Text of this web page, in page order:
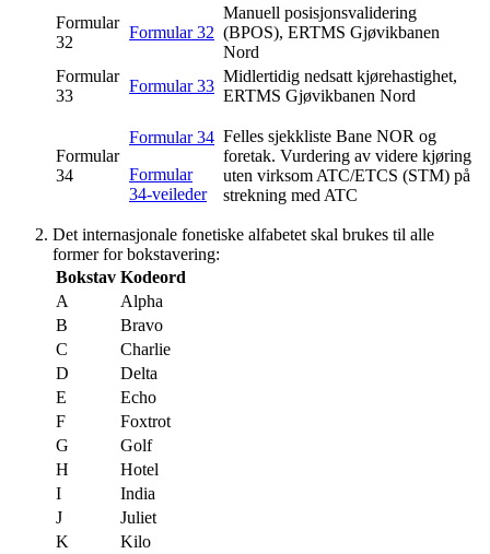
Formular
32
Formular 32
Manuell posisjonsvalidering
(BPOS), ERTMS Gjøvikbanen
Nord
Formular
33
Formular 33
Midlertidig nedsatt kjørehastighet,
ERTMS Gjøvikbanen Nord
Formular
34
Formular 34
Formular
34-veileder
Felles sjekkliste Bane NOR og
foretak. Vurdering av videre kjøring
uten virksom ATC/ETCS (STM) på
strekning med ATC
Det internasjonale fonetiske alfabetet skal brukes til alle
former for bokstavering:
Bokstav Kodeord
A
Alpha
B
Bravo
C
Charlie
D
Delta
E
Echo
F
Foxtrot
G
Golf
H
Hotel
I
India
J
Juliet
K
Kilo